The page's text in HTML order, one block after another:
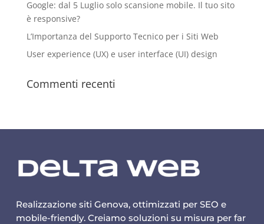
Google: dal 5 Luglio solo scansione mobile. Il tuo sito
è responsive?
L’Importanza del Supporto Tecnico per i Siti Web
User experience (UX) e user interface (UI) design
Commenti recenti
Realizzazione siti Genova, ottimizzati per SEO e
mobile-friendly. Creiamo soluzioni su misura per far